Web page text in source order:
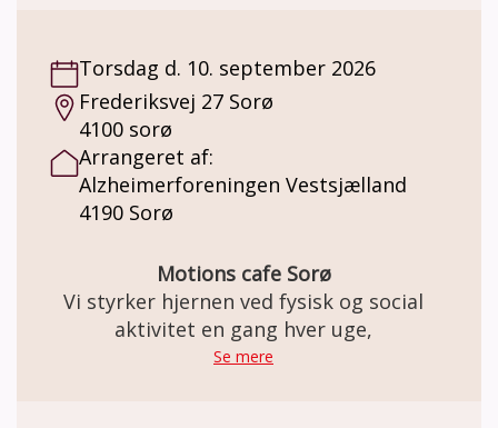
fællesskab, hvor personer med demens kan
opleve glæden ved at synge sammen med
andre. Sangaktiviteterne er tilpasset
deltagernes behov og evner, hvilket skaber
en tryg og stimulerende atmosfære. Musik
og sang har en positiv effekt på humør og
frirum fra hverdagens udfordringer i et
kreativt og omsorgsfuldt miljø. Pårørende til
demenssyge skal ikke tilmelde sig, men
deltager GRATIS. Kun én pårørende pr.
Torsdag d. 10. september 2026
Frederiksvej 27 Sorø
4100 sorø
Arrangeret af:
Alzheimerforeningen Vestsjælland
4190 Sorø
Motions cafe Sorø
Vi styrker hjernen ved fysisk og social
aktivitet en gang hver uge,
Se mere